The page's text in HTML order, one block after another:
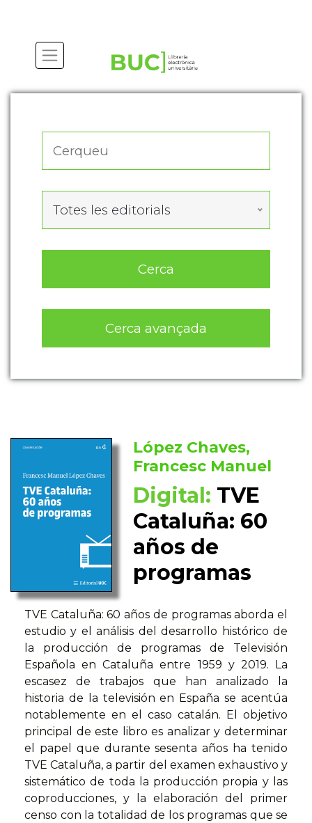
Totes les editorials
Cerca
Cerca avançada
López Chaves,
Francesc Manuel
Digital: TVE
Cataluña: 60
años de
programas
TVE Cataluña: 60 años de programas aborda el
estudio y el análisis del desarrollo histórico de
la producción de programas de Televisión
Española en Cataluña entre 1959 y 2019. La
escasez de trabajos que han analizado la
historia de la televisión en España se acentúa
notablemente en el caso catalán. El objetivo
principal de este libro es analizar y determinar
el papel que durante sesenta años ha tenido
TVE Cataluña, a partir del examen exhaustivo y
sistemático de toda la producción propia y las
coproducciones, y la elaboración del primer
censo con la totalidad de los programas que se